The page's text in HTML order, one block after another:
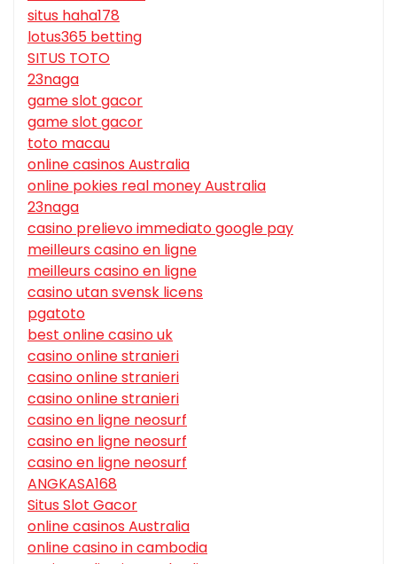
situs haha178
lotus365 betting
SITUS TOTO
23naga
game slot gacor
game slot gacor
toto macau
online casinos Australia
online pokies real money Australia
23naga
casino prelievo immediato google pay
meilleurs casino en ligne
meilleurs casino en ligne
casino utan svensk licens
pgatoto
best online casino uk
casino online stranieri
casino online stranieri
casino online stranieri
casino en ligne neosurf
casino en ligne neosurf
casino en ligne neosurf
ANGKASA168
Situs Slot Gacor
online casinos Australia
online casino in cambodia